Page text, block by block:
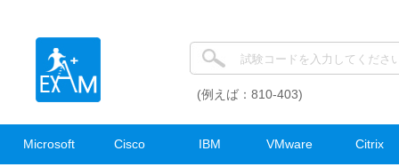
(例えば：810-403)
Microsoft Cisco IBM VMware Citrix